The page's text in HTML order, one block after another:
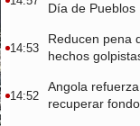
Día de Pueblos
14:53
Reducen pena
hechos
14:52
Angola
recuperar